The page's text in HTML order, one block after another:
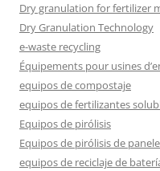
Dry granulation for fertilizer
Dry Granulation Technology
e-waste recycling
Équipements pour usines
equipos de compostaje
equipos de fertilizantes
Equipos de pirólisis
Equipos de pirólisis de
equipos de reciclaje de